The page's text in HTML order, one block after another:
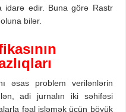
idarə edir. Buna görə Rastr
bilər.
sının
əsas problem verilənlərin
adi jurnalın iki səhifəsi
fəal işləmək üçün böyük